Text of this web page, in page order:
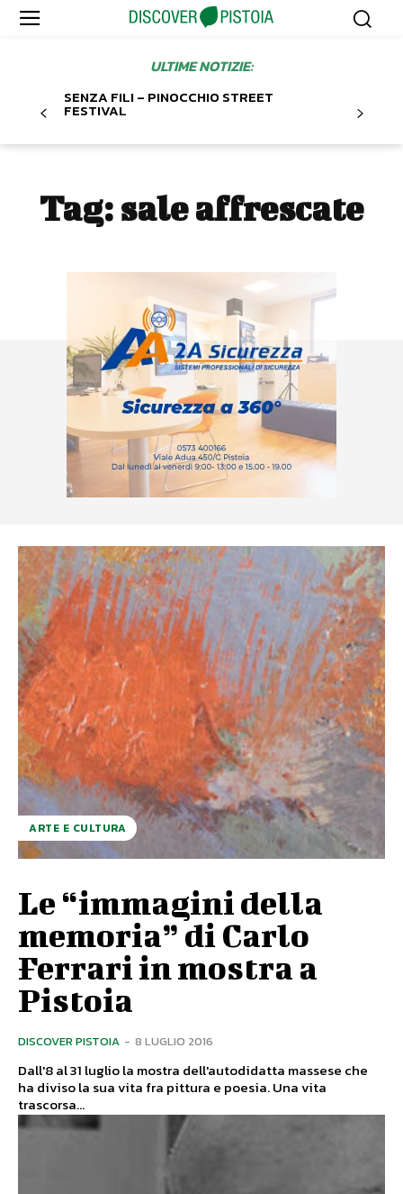
ULTIME NOTIZIE:
SENZA FILI – PINOCCHIO STREET
FESTIVAL
Tag: sale affrescate
ARTE E CULTURA
Le “immagini della
memoria” di Carlo
Ferrari in mostra a
Pistoia
DISCOVER PISTOIA - 8 LUGLIO 2016
Dall'8 al 31 luglio la mostra dell'autodidatta massese che
ha diviso la sua vita fra pittura e poesia. Una vita
trascorsa...